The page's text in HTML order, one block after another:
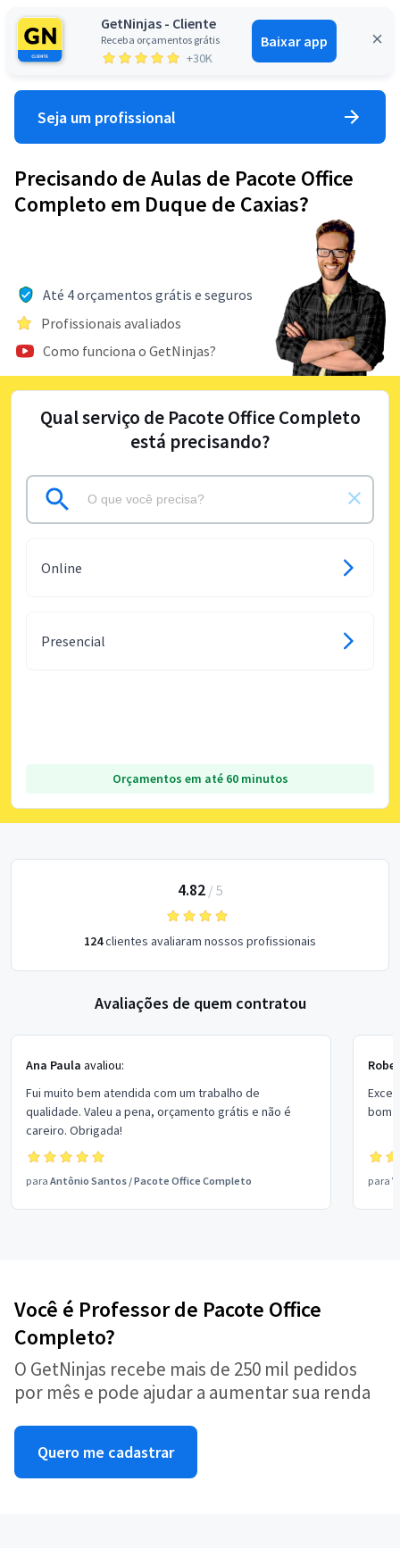
GetNinjas - Cliente
Receba orçamentos grátis
+30K
Baixar app
Entrar
Seja um profissional
Precisando de Aulas de Pacote Office
Completo em Duque de Caxias?
Até 4 orçamentos grátis e seguros
Profissionais avaliados
Como funciona o GetNinjas?
Qual serviço de Pacote Office Completo
está precisando?
Online
Presencial
Orçamentos em até 60 minutos
4.82/ 5
124clientes avaliaram nossos profissionais
Avaliações de quem contratou
Ana Paula avaliou:
Fui muito bem atendida com um trabalho de
qualidade. Valeu a pena, orçamento grátis e não é
careiro. Obrigada!
para Antônio Santos /Pacote Office Completo
bom
para
Você é Professor de Pacote Office
Completo?
O GetNinjas recebe mais de 250 mil pedidos
por mês e pode ajudar a aumentar sua renda
Quero me cadastrar